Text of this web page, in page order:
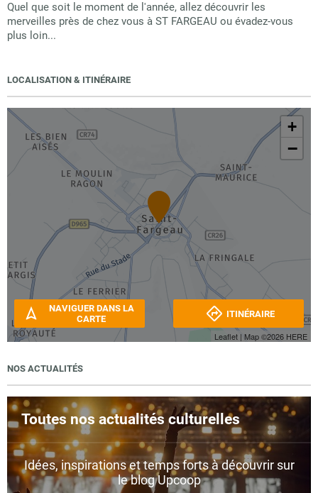
Quel que soit le moment de l'année, allez découvrir les
merveilles près de chez vous à ST FARGEAU ou évadez-vous
plus loin...
LOCALISATION & ITINÉRAIRE
+
−
Leaflet | Map ©2026 HERE
NAVIGUER DANS LA
CARTE
ITINÉRAIRE
NOS ACTUALITÉS
Toutes nos actualités culturelles
Idées, inspirations et temps forts à découvrir sur
le blog Upcoop